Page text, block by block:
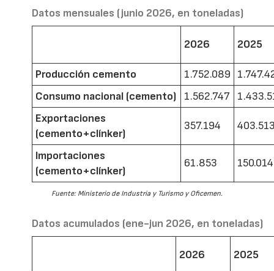
Datos mensuales (junio 2026, en toneladas)
2026 2025
Producción cemento 1.752.089
Consumo nacional (cemento)
1.562.747
Exportaciones
(cemento+clínker)
357.194
Importaciones
(cemento+clínker)
61.853 150.014
Fuente: Ministerio de Industria y Turismo y Oficemen.
Datos acumulados (ene-jun 2026, en toneladas)
2026 2025